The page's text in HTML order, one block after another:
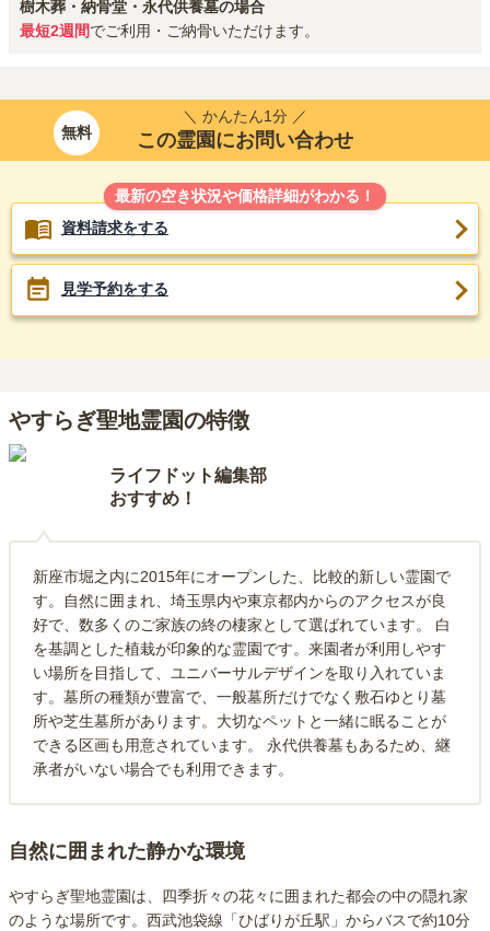
樹木葬・納骨堂・永代供養墓の場合
最短2週間でご利用・ご納骨いただけます。
無料
＼ かんたん1分 ／
この霊園にお問い合わせ
最新の空き状況や価格詳細がわかる！
資料請求をする
見学予約をする
やすらぎ聖地霊園の特徴
ライフドット編集部
おすすめ！
新座市堀之内に2015年にオープンした、比較的新しい霊園で
す。自然に囲まれ、埼玉県内や東京都内からのアクセスが良
好で、数多くのご家族の終の棲家として選ばれています。 白
を基調とした植栽が印象的な霊園です。来園者が利用しやす
い場所を目指して、ユニバーサルデザインを取り入れていま
す。墓所の種類が豊富で、一般墓所だけでなく敷石ゆとり墓
所や芝生墓所があります。大切なペットと一緒に眠ることが
できる区画も用意されています。 永代供養墓もあるため、継
承者がいない場合でも利用できます。
自然に囲まれた静かな環境
やすらぎ聖地霊園は、四季折々の花々に囲まれた都会の中の隠れ家
のような場所です。西武池袋線「ひばりが丘駅」からバスで約10分